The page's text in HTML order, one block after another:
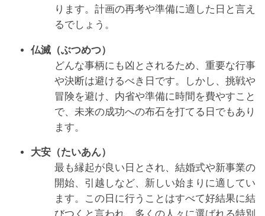
ります。計画の再考や準備に適した日と言え
るでしょう。
仏滅（ぶつめつ）
どんな事柄にも凶とされるため、重要な行事
や決断は避けるべき日です。しかし、挑戦や
冒険を避け、内省や準備に時間を費やすこと
で、未来の成功への布石を打てる日でもあり
ます。
大安（たいあん）
最も縁起が良い日とされ、結婚式や新事業の
開始、引越しなど、新しい始まりに適してい
ます。この日に行うことはすべて好結果に結